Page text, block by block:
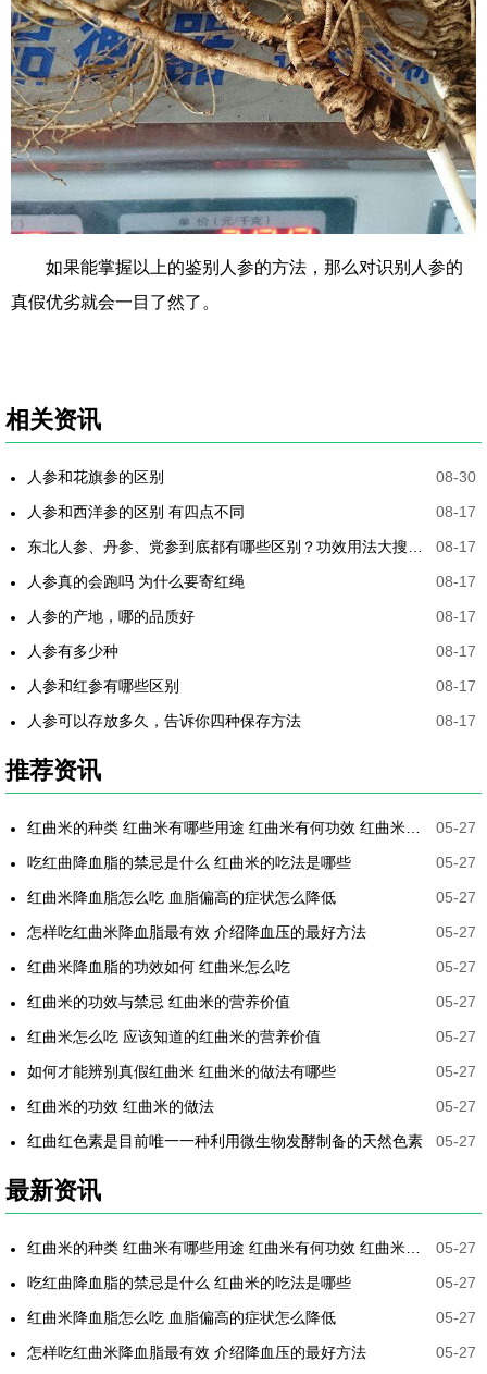
如果能掌握以上的鉴别人参的方法，那么对识别人参的
真假优劣就会一目了然了。
相关资讯
人参和花旗参的区别
08-30
人参和西洋参的区别 有四点不同
08-17
08-17
人参真的会跑吗 为什么要寄红绳
08-17
人参的产地，哪的品质好
08-17
人参有多少种
08-17
人参和红参有哪些区别
08-17
人参可以存放多久，告诉你四种保存方法
08-17
推荐资讯
05-27
吃红曲降血脂的禁忌是什么 红曲米的吃法是哪些
05-27
红曲米降血脂怎么吃 血脂偏高的症状怎么降低
05-27
怎样吃红曲米降血脂最有效 介绍降血压的最好方法
05-27
红曲米降血脂的功效如何 红曲米怎么吃
05-27
红曲米的功效与禁忌 红曲米的营养价值
05-27
红曲米怎么吃 应该知道的红曲米的营养价值
05-27
如何才能辨别真假红曲米 红曲米的做法有哪些
05-27
红曲米的功效 红曲米的做法
05-27
红曲红色素是目前唯一一种利用微生物发酵制备的天然色素
05-27
最新资讯
05-27
吃红曲降血脂的禁忌是什么 红曲米的吃法是哪些
05-27
红曲米降血脂怎么吃 血脂偏高的症状怎么降低
05-27
怎样吃红曲米降血脂最有效 介绍降血压的最好方法
05-27